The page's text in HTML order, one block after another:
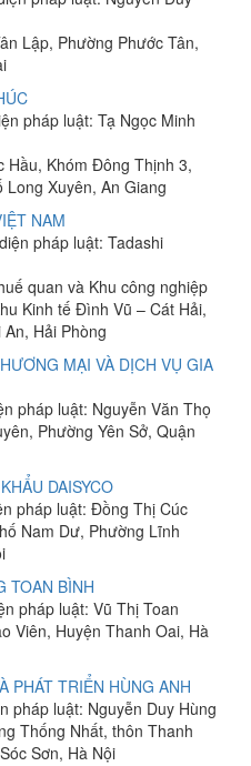
Lập, Phường Phước Tân,
pháp luật: Tạ Ngọc Minh
Hầu, Khóm Đông Thịnh 3,
Xuyên, An Giang
NAM
pháp luật: Tadashi
quan và Khu công nghiệp
Kinh tế Đình Vũ – Cát Hải,
Hải Phòng
MẠI VÀ DỊCH VỤ GIA
pháp luật: Nguyễn Văn Thọ
Phường Yên Sở, Quận
DAISYCO
pháp luật: Đồng Thị Cúc
Nam Dư, Phường Lĩnh
TOAN BÌNH
pháp luật: Vũ Thị Toan
Viên, Huyện Thanh Oai, Hà
PHÁT TRIỂN HÙNG ANH
pháp luật: Nguyễn Duy Hùng
Thống Nhất, thôn Thanh
Sơn, Hà Nội